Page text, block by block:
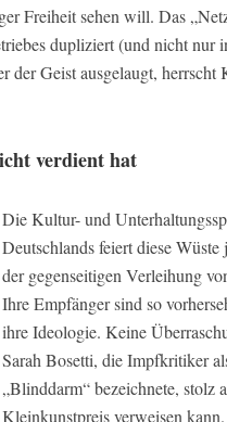
Freiheit sehen will. Das
dupliziert (und nicht nur
der Geist ausgelaugt, herrscht
verdient hat
Die Kultur- und
Deutschlands feiert diese
der gegenseitigen Verleihung
Ihre Empfänger sind so
ihre Ideologie. Keine
Sarah Bosetti, die Impfkritiker
„Blinddarm“ bezeichnete, stolz
Kleinkunstpreis verweisen